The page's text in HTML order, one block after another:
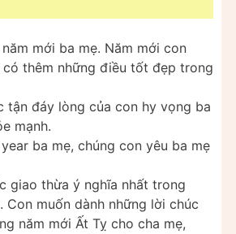
mới ba mẹ. Năm mới con
có thêm những điều tốt đẹp trong
tận đáy lòng của con hy vọng ba
mạnh.
ba mẹ, chúng con yêu ba mẹ
giao thừa ý nghĩa nhất trong
Con muốn dành những lời chúc
năm mới Ất Tỵ cho cha mẹ,